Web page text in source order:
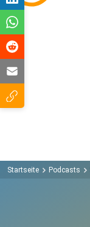
Startseite Podcasts